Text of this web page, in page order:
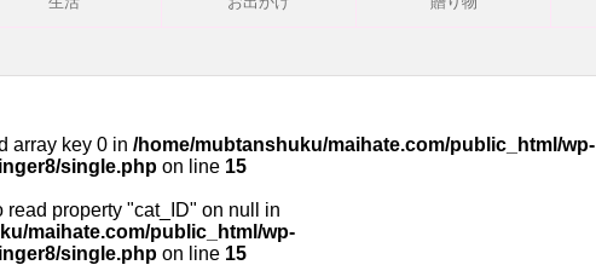
array key 0 in /home/mubtanshuku/maihate.com/public_html/wp-
single.php on line 15
read property "cat_ID" on null in
maihate.com/public_html/wp-
single.php on line 15